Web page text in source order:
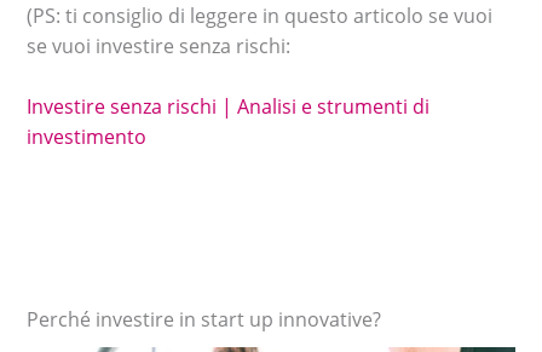
(PS: ti consiglio di leggere in questo articolo se vuoi
se vuoi investire senza rischi:
Investire senza rischi | Analisi e strumenti di
investimento
Perché investire in start up innovative?